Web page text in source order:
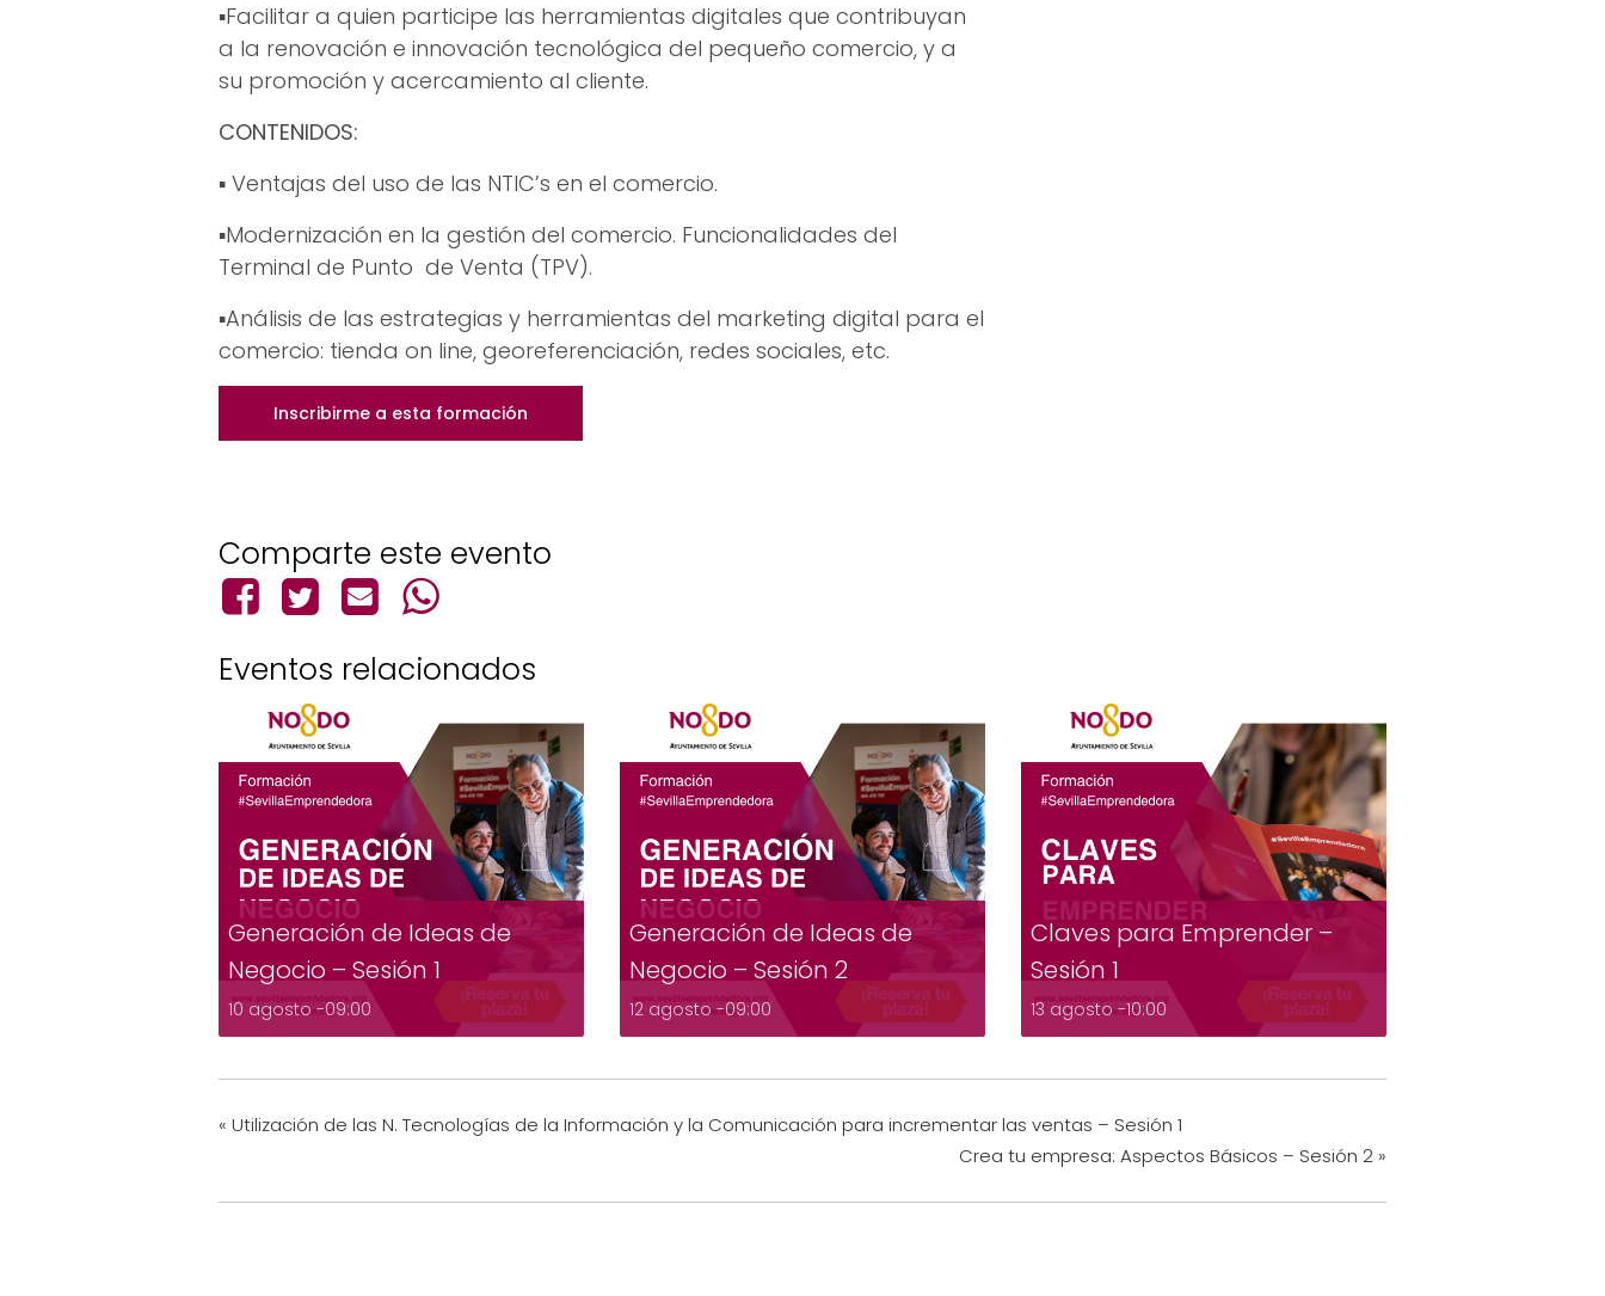
▪Facilitar a quien participe las herramientas digitales que contribuyan
a la renovación e innovación tecnológica del pequeño comercio, y a
su promoción y acercamiento al cliente.
CONTENIDOS:
▪ Ventajas del uso de las NTIC’s en el comercio.
▪Modernización en la gestión del comercio. Funcionalidades del
Terminal de Punto de Venta (TPV).
▪Análisis de las estrategias y herramientas del marketing digital para el
comercio: tienda on line, georeferenciación, redes sociales, etc.
Inscribirme a esta formación
Comparte este evento
Eventos relacionados
Generación de Ideas de
Negocio – Sesión 1
10 agosto -09:00
Generación de Ideas de
Negocio – Sesión 2
12 agosto -09:00
Claves para Emprender –
Sesión 1
13 agosto -10:00
« Utilización de las N. Tecnologías de la Información y la Comunicación para incrementar las ventas – Sesión 1
Crea tu empresa: Aspectos Básicos – Sesión 2 »